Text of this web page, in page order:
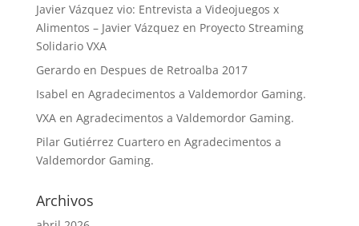
Javier Vázquez vio: Entrevista a Videojuegos x
Alimentos – Javier Vázquez en Proyecto Streaming
Solidario VXA
Gerardoen Despues de Retroalba 2017
Isabel en Agradecimentos a Valdemordor Gaming.
VXAen Agradecimentos a Valdemordor Gaming.
Pilar Gutiérrez Cuarteroen Agradecimentos a
Valdemordor Gaming.
Archivos